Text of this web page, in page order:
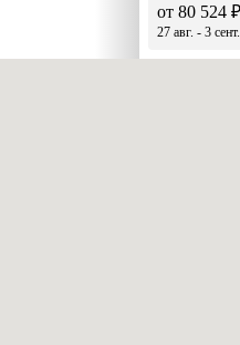
от 80 524 ₽
27 авг. - 3